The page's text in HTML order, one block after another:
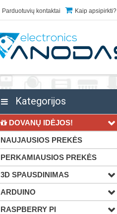
Parduotuvių kontaktai Kaip apsipirkti?
Kategorijos
DOVANŲ IDĖJOS!
NAUJAUSIOS PREKĖS
PERKAMIAUSIOS PREKĖS
3D SPAUSDINIMAS
ARDUINO
RASPBERRY PI